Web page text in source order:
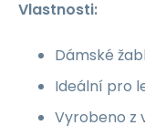
Vlastnosti:
Dámské
Ideální pro
Vyrobeno z